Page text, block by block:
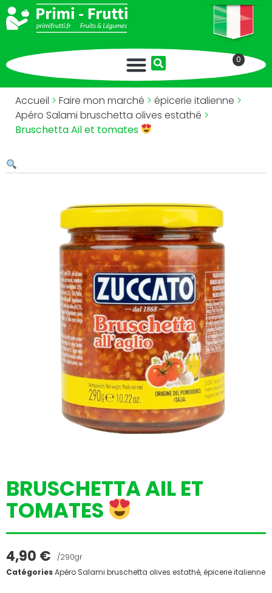
0
Accueil > Faire mon marché > épicerie italienne >
Apéro Salami bruschetta olives estathé >
Bruschetta Ail et tomates
BRUSCHETTA AIL ET
TOMATES
4,90 €
/290gr
CatégoriesApéro Salami bruschetta olives estathé,épicerie italienne